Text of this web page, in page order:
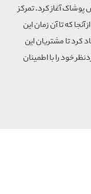
پوشاک آغاز کرد. تمرکز
که تا آن زمان این
تا مشتریان این
خود را با اطمینان